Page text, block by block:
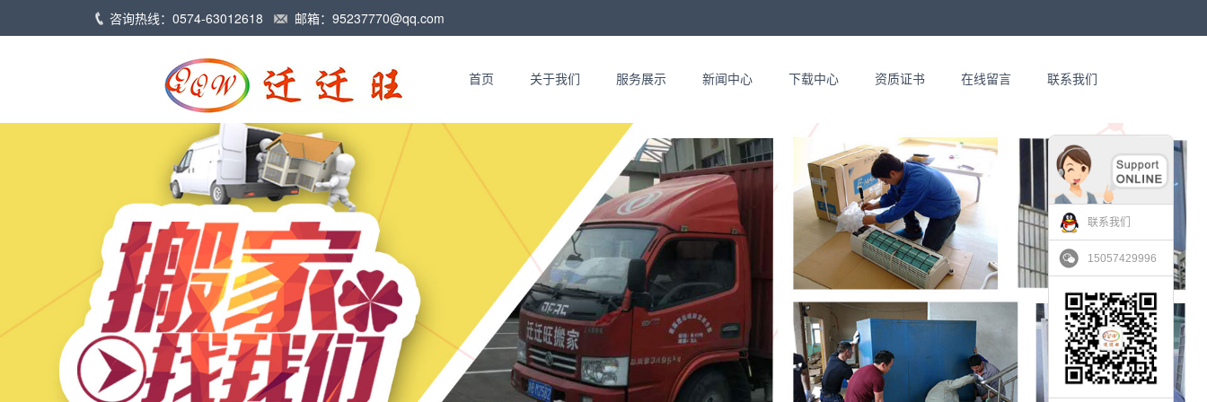
咨询热线：0574-63012618 邮箱： 95237770@qq.com
首页 关于我们 服务展示 新闻中心 下载中心 资质证书 在线留言 联系我们
联系我们
15057429996